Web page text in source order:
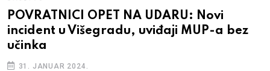
POVRATNICI OPET NA UDARU: Novi
incident u Višegradu, uviđaji MUP-a bez
učinka
31. JANUAR 2024.